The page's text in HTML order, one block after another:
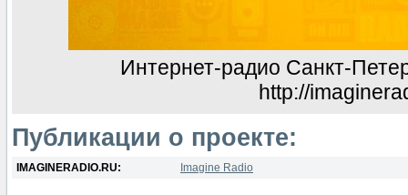
Интернет-радио Санкт-
http://
Публикации о проекте:
IMAGINERADIO.RU: Imagine Radio